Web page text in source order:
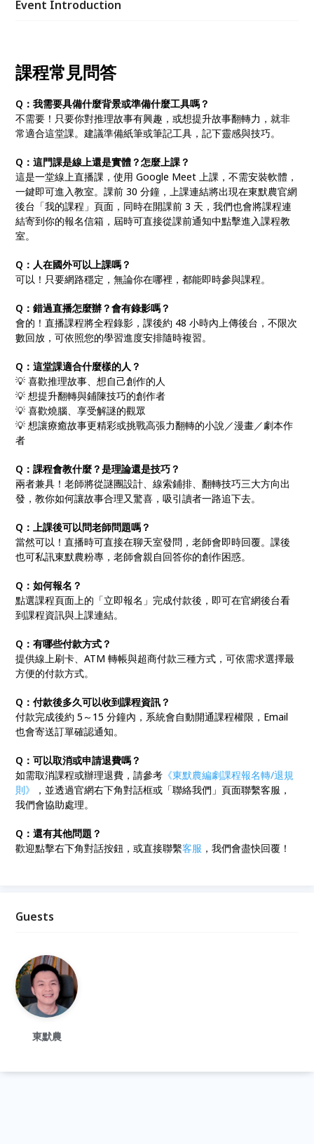
Event Introduction
課程常見問答
Q：我需要具備什麼背景或準備什麼工具嗎？
不需要！只要你對推理故事有興趣，或想提升故事翻轉力，就非
常適合這堂課。建議準備紙筆或筆記工具，記下靈感與技巧。
Q：這門課是線上還是實體？怎麼上課？
這是一堂線上直播課，使用 Google Meet 上課，不需安裝軟體，
一鍵即可進入教室。課前 30 分鐘，上課連結將出現在東默農官網
後台「我的課程」頁面，同時在開課前 3 天，我們也會將課程連
結寄到你的報名信箱，屆時可直接從課前通知中點擊進入課程教
室。
Q：人在國外可以上課嗎？
可以！只要網路穩定，無論你在哪裡，都能即時參與課程。
Q：錯過直播怎麼辦？會有錄影嗎？
會的！直播課程將全程錄影，課後約 48 小時內上傳後台，不限次
數回放，可依照您的學習進度安排隨時複習。
Q：這堂課適合什麼樣的人？
💡 喜歡推理故事、想自己創作的人
💡 想提升翻轉與鋪陳技巧的創作者
💡 喜歡燒腦、享受解謎的觀眾
💡 想讓療癒故事更精彩或挑戰高張力翻轉的小說／漫畫／劇本作
者
Q：課程會教什麼？是理論還是技巧？
兩者兼具！老師將從謎團設計、線索鋪排、翻轉技巧三大方向出
發，教你如何讓故事合理又驚喜，吸引讀者一路追下去。
Q：上課後可以問老師問題嗎？
當然可以！直播時可直接在聊天室發問，老師會即時回覆。課後
也可私訊東默農粉專，老師會親自回答你的創作困惑。
Q：如何報名？
點選課程頁面上的「立即報名」完成付款後，即可在官網後台看
到課程資訊與上課連結。
Q：有哪些付款方式？
提供線上刷卡、ATM 轉帳與超商付款三種方式，可依需求選擇最
方便的付款方式。
Q：付款後多久可以收到課程資訊？
付款完成後約 5～15 分鐘內，系統會自動開通課程權限，Email
也會寄送訂單確認通知。
Q：可以取消或申請退費嗎？
如需取消課程或辦理退費，請參考 《東默農編劇課程報名轉/退規
則》
，並透過官網右下角對話框或「聯絡我們」頁面聯繫客服，
我們會協助處理。
Q：還有其他問題？
歡迎點擊右下角對話按鈕，或直接聯繫客服 ，我們會盡快回覆！
Guests
東默農